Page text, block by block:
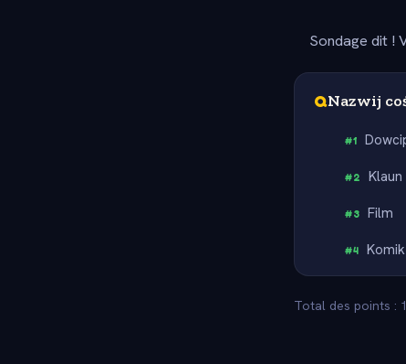
Sondage dit !
QNazwij
#1
#2 Klaun
#3 Film
#4 Komik
Total des points :